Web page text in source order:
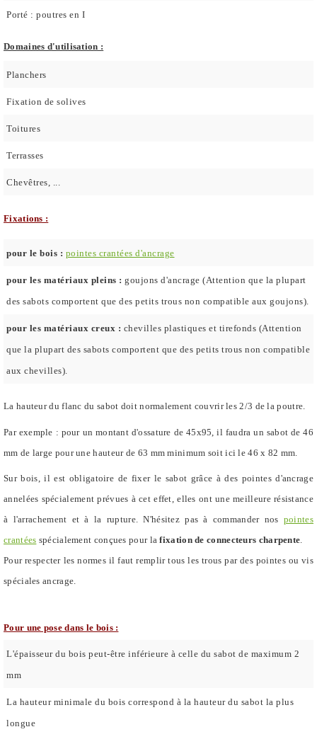
Porté : poutres en I
Domaines d'utilisation :
Planchers
Fixation de solives
Toitures
Terrasses
Chevêtres, ...
Fixations :
pour le bois : pointes crantées d'ancrage
pour les matériaux pleins : goujons d'ancrage (Attention que la plupart
des sabots comportent que des petits trous non compatible aux goujons).
pour les matériaux creux : chevilles plastiques et tirefonds (Attention
que la plupart des sabots comportent que des petits trous non compatible
aux chevilles).
La hauteur du flanc du sabot doit normalement couvrir les 2/3 de la poutre.
Par exemple : pour un montant d'ossature de 45x95, il faudra un sabot de 46
mm de large pour une hauteur de 63 mm minimum soit ici le 46 x 82 mm.
Sur bois, il est obligatoire de fixer le sabot grâce à des pointes d'ancrage
annelées spécialement prévues à cet effet, elles ont une meilleure résistance
à l'arrachement et à la rupture. N'hésitez pas à commander nos pointes
crantées spécialement conçues pour lafixation de connecteurs charpente
Pour respecter les normes il faut remplir tous les trous par des pointes ou vis
spéciales ancrage.
Pour une pose dans le bois :
L'épaisseur du bois peut-être inférieure à celle du sabot de maximum 2
mm
La hauteur minimale du bois correspond à la hauteur du sabot la plus
longue